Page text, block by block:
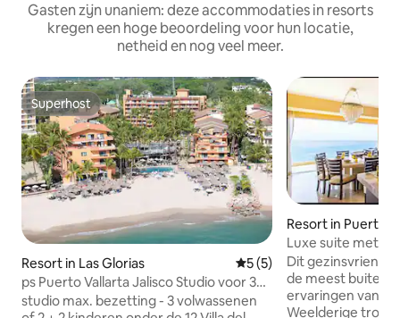
Gasten zijn unaniem: deze accommodaties in resorts
kregen een hoge beoordeling voor hun locatie,
netheid en nog veel meer.
Superhost
Superhost
Resort in Las Glorias Gemiddelde beoordeling
5 (5)
ps Puerto Vallarta Jalisco Studio voor 3
volwassenen
studio max. bezetting - 3 volwassenen
Resort in Puerto
Luxe suite met
resort
Dit
de meest
ervaringen van
Weelderige